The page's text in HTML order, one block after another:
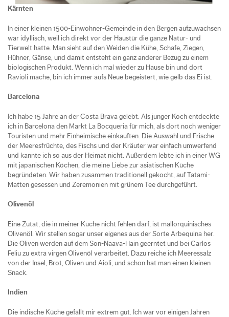
Kärnten
In einer kleinen 1500-Einwohner-Gemeinde in den Bergen aufzuwachsen
war idyllisch, weil ich direkt vor der Haustür die ganze Natur- und
Tierwelt hatte. Man sieht auf den Weiden die Kühe, Schafe, Ziegen,
Hühner, Gänse, und damit entsteht ein ganz anderer Bezug zu einem
biologischen Produkt. Wenn ich mal wieder zu Hause bin und dort
Ravioli mache, bin ich immer aufs Neue begeistert, wie gelb das Ei ist.
Barcelona
Ich habe 15 Jahre an der Costa Brava gelebt. Als junger Koch entdeckte
ich in Barcelona den Markt La Bocqueria für mich, als dort noch weniger
Touristen und mehr Einheimische einkauften. Die Auswahl und Frische
der Meeresfrüchte, des Fischs und der Kräuter war einfach umwerfend
und kannte ich so aus der Heimat nicht. Außerdem lebte ich in einer WG
mit japanischen Köchen, die meine Liebe zur asiatischen Küche
begründeten. Wir haben zusammen traditionell gekocht, auf Tatami-
Matten gesessen und Zeremonien mit grünem Tee durchgeführt.
Olivenöl
Eine Zutat, die in meiner Küche nicht fehlen darf, ist mallorquinisches
Olivenöl. Wir stellen sogar unser eigenes aus der Sorte Arbequina her.
Die Oliven werden auf dem Son-Naava-Hain geerntet und bei Carlos
Feliu zu extra virgen Olivenöl verarbeitet. Dazu reiche ich Meeressalz
von der Insel, Brot, Oliven und Aioli, und schon hat man einen kleinen
Snack.
Indien
Die indische Küche gefällt mir extrem gut. Ich war vor einigen Jahren